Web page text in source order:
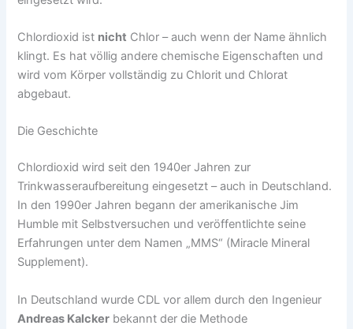
Chlordioxid ist nicht Chlor – auch wenn der Name ähnlich
klingt. Es hat völlig andere chemische Eigenschaften und
wird vom Körper vollständig zu Chlorit und Chlorat
abgebaut.
Die Geschichte
Chlordioxid wird seit den 1940er Jahren zur
Trinkwasseraufbereitung eingesetzt – auch in Deutschland.
In den 1990er Jahren begann der amerikanische Jim
Humble mit Selbstversuchen und veröffentlichte seine
Erfahrungen unter dem Namen „MMS“ (Miracle Mineral
Supplement).
In Deutschland wurde CDL vor allem durch den Ingenieur
Andreas Kalcker bekannt der die Methode